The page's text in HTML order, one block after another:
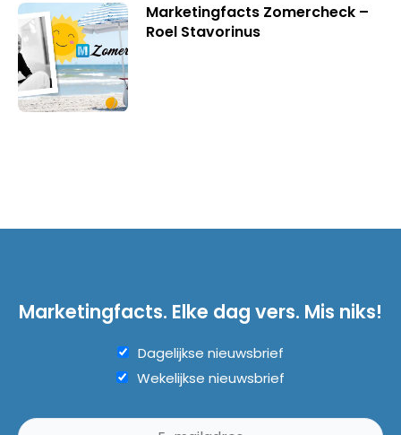
Marketingfacts Zomercheck –
Roel Stavorinus
Marketingfacts. Elke dag vers. Mis niks!
Dagelijkse nieuwsbrief
Wekelijkse nieuwsbrief